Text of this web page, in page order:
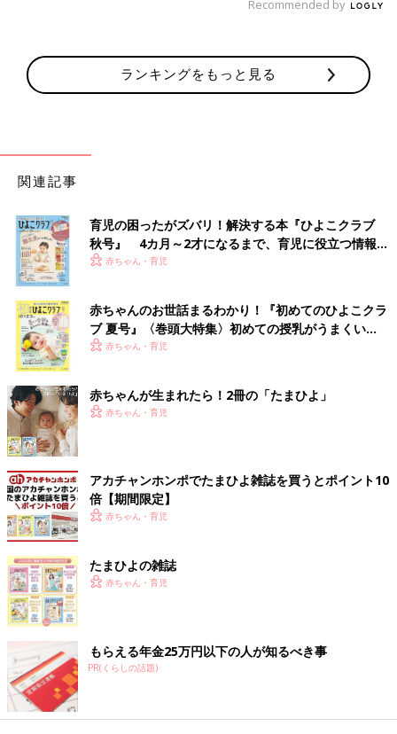
Recommended by
ランキングをもっと見る
関連記事
育児の困ったがズバリ！解決する本『ひよこクラブ
秋号』 4カ月～2才になるまで、育児に役立つ情報が
いっぱい！
赤ちゃん・育児
赤ちゃんのお世話まるわかり！『初めてのひよこクラ
ブ 夏号』〈巻頭大特集〉初めての授乳がうまくい
く！ おっぱい・ミルクの基本と夏のトラブル 解決テ
赤ちゃん・育児
赤ちゃんが生まれたら！2冊の「たまひよ」
赤ちゃん・育児
アカチャンホンポでたまひよ雑誌を買うとポイント10
倍【期間限定】
赤ちゃん・育児
たまひよの雑誌
赤ちゃん・育児
もらえる年金25万円以下の人が知るべき事
PR(くらしの話題)